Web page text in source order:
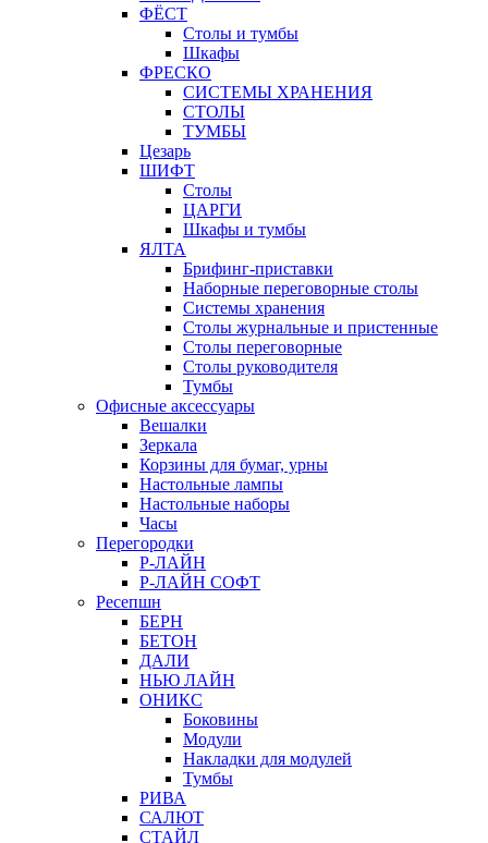
ФЁСТ
Столы и тумбы
Шкафы
ФРЕСКО
СИСТЕМЫ ХРАНЕНИЯ
СТОЛЫ
ТУМБЫ
Цезарь
ШИФТ
Столы
ЦАРГИ
Шкафы и тумбы
ЯЛТА
Брифинг-приставки
Наборные переговорные столы
Системы хранения
Столы журнальные и пристенные
Столы переговорные
Столы руководителя
Тумбы
Офисные аксессуары
Вешалки
Зеркала
Корзины для бумаг, урны
Настольные лампы
Настольные наборы
Часы
Перегородки
Р-ЛАЙН
Р-ЛАЙН СОФТ
Ресепшн
БЕРН
БЕТОН
ДАЛИ
НЬЮ ЛАЙН
ОНИКС
Боковины
Модули
Накладки для модулей
Тумбы
РИВА
САЛЮТ
СТАЙЛ